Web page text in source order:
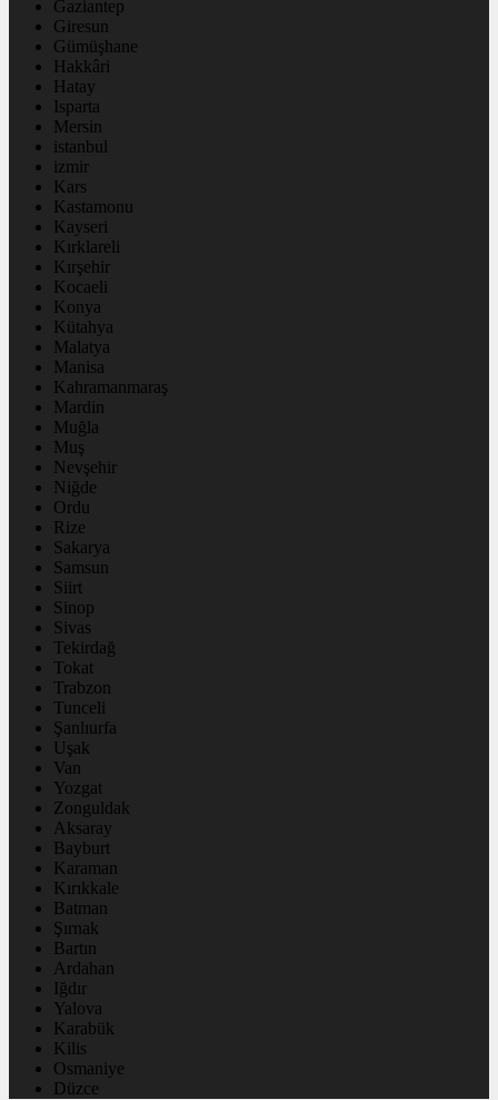
Gaziantep
Giresun
Gümüşhane
Hakkâri
Hatay
Isparta
Mersin
istanbul
izmir
Kars
Kastamonu
Kayseri
Kırklareli
Kırşehir
Kocaeli
Konya
Kütahya
Malatya
Manisa
Kahramanmaraş
Mardin
Muğla
Muş
Nevşehir
Niğde
Ordu
Rize
Sakarya
Samsun
Siirt
Sinop
Sivas
Tekirdağ
Tokat
Trabzon
Tunceli
Şanlıurfa
Uşak
Van
Yozgat
Zonguldak
Aksaray
Bayburt
Karaman
Kırıkkale
Batman
Şırnak
Bartın
Ardahan
Iğdır
Yalova
Karabük
Kilis
Osmaniye
Düzce